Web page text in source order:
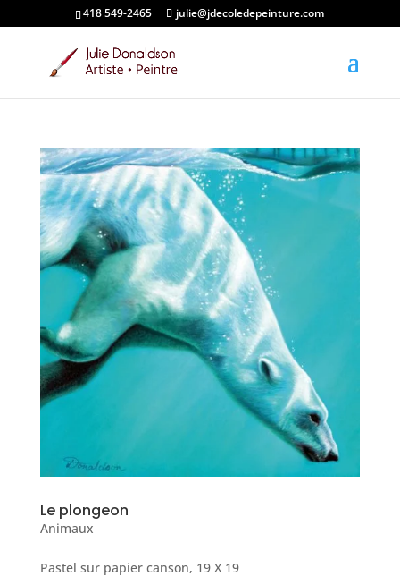
418 549-2465 julie@jdecoledepeinture.com
Le plongeon
Animaux
Pastel sur papier canson, 19 X 19